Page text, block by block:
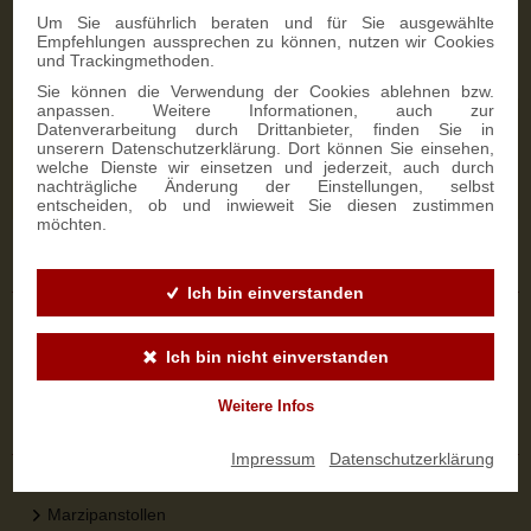
Um Sie ausführlich beraten und für Sie ausgewählte
Empfehlungen aussprechen zu können, nutzen wir Cookies
und Trackingmethoden.
Sie können die Verwendung der Cookies ablehnen bzw.
anpassen. Weitere Informationen, auch zur
Datenverarbeitung durch Drittanbieter, finden Sie in
unserern Datenschutzerklärung. Dort können Sie einsehen,
welche Dienste wir einsetzen und jederzeit, auch durch
nachträgliche Änderung der Einstellungen, selbst
entscheiden, ob und inwieweit Sie diesen zustimmen
möchten.
Ich bin einverstanden
Ich bin nicht einverstanden
Weitere Infos
Impressum Datenschutzerklärung
NEWSLETTER-ANMELDUNG
SIGN UP
Versandinformationen
Zahlungsarten
Widerrufsbelehrung
Marzipanstollen